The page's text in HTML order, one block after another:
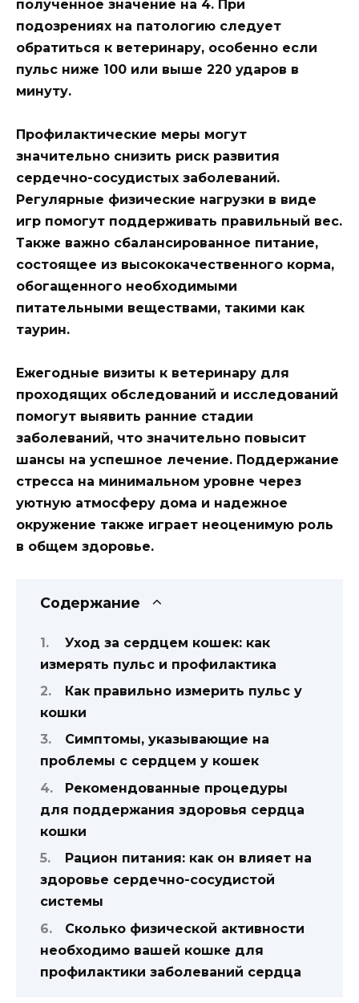
полученное значение на 4. При
подозрениях на патологию следует
обратиться к ветеринару, особенно если
пульс ниже 100 или выше 220 ударов в
минуту.
Профилактические меры могут
значительно снизить риск развития
сердечно-сосудистых заболеваний.
Регулярные физические нагрузки в виде
игр помогут поддерживать правильный вес.
Также важно сбалансированное питание,
состоящее из высококачественного корма,
обогащенного необходимыми
питательными веществами, такими как
таурин.
Ежегодные визиты к ветеринару для
проходящих обследований и исследований
помогут выявить ранние стадии
заболеваний, что значительно повысит
шансы на успешное лечение. Поддержание
стресса на минимальном уровне через
уютную атмосферу дома и надежное
окружение также играет неоценимую роль
в общем здоровье.
Содержание
Уход за сердцем кошек: как
измерять пульс и профилактика
Как правильно измерить пульс у
кошки
Симптомы, указывающие на
проблемы с сердцем у кошек
Рекомендованные процедуры
для поддержания здоровья сердца
кошки
Рацион питания: как он влияет на
здоровье сердечно-сосудистой
системы
Сколько физической активности
необходимо вашей кошке для
профилактики заболеваний сердца